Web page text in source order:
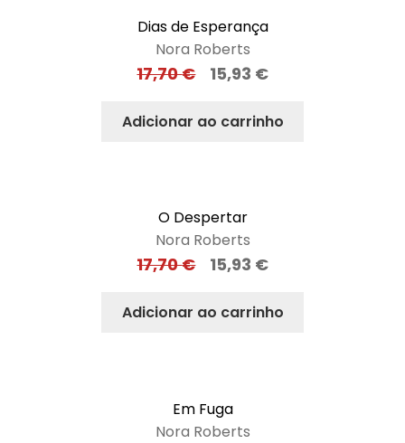
Dias de Esperança
Nora Roberts
17,70€ 15,93 €
Adicionar ao carrinho
O Despertar
Nora Roberts
17,70€ 15,93 €
Adicionar ao carrinho
Em Fuga
Nora Roberts